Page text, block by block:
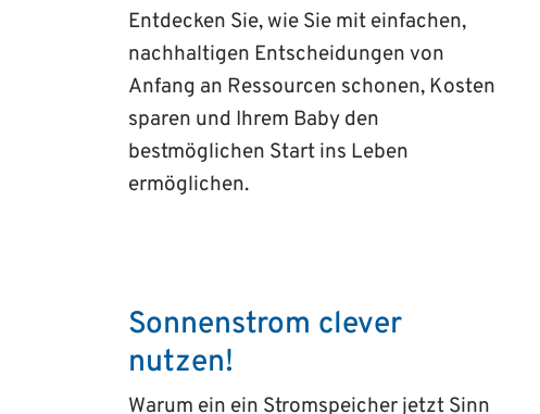
Entdecken Sie, wie Sie mit einfachen,
nachhaltigen Entscheidungen von
Anfang an Ressourcen schonen, Kosten
sparen und Ihrem Baby den
bestmöglichen Start ins Leben
ermöglichen.
Sonnenstrom clever
nutzen!
Warum ein ein Stromspeicher jetzt Sinn